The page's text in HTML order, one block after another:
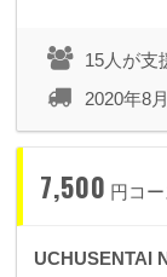
15人が支
2020年8
7,500 円コー
UCHUSENTAI